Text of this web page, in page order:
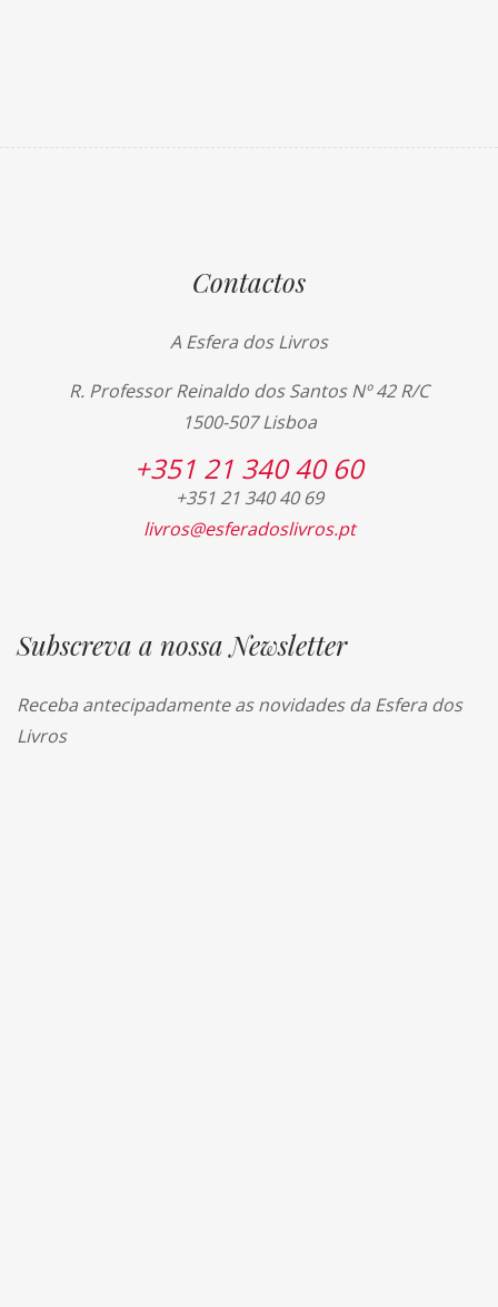
Contactos
A Esfera dos Livros
R. Professor Reinaldo dos Santos Nº 42 R/C
1500-507 Lisboa
+351 21 340 40 60
+351 21 340 40 69
livros@esferadoslivros.pt
Subscreva a nossa Newsletter
Receba antecipadamente as novidades da Esfera dos
Livros